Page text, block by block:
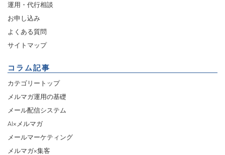
運用・代行相談
お申し込み
よくある質問
サイトマップ
コラム記事
カテゴリートップ
メルマガ運用の基礎
メール配信システム
AI×メルマガ
メールマーケティング
メルマガ×集客